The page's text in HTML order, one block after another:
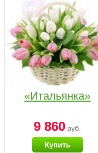
«Итальянка»
9 860 руб.
Купить